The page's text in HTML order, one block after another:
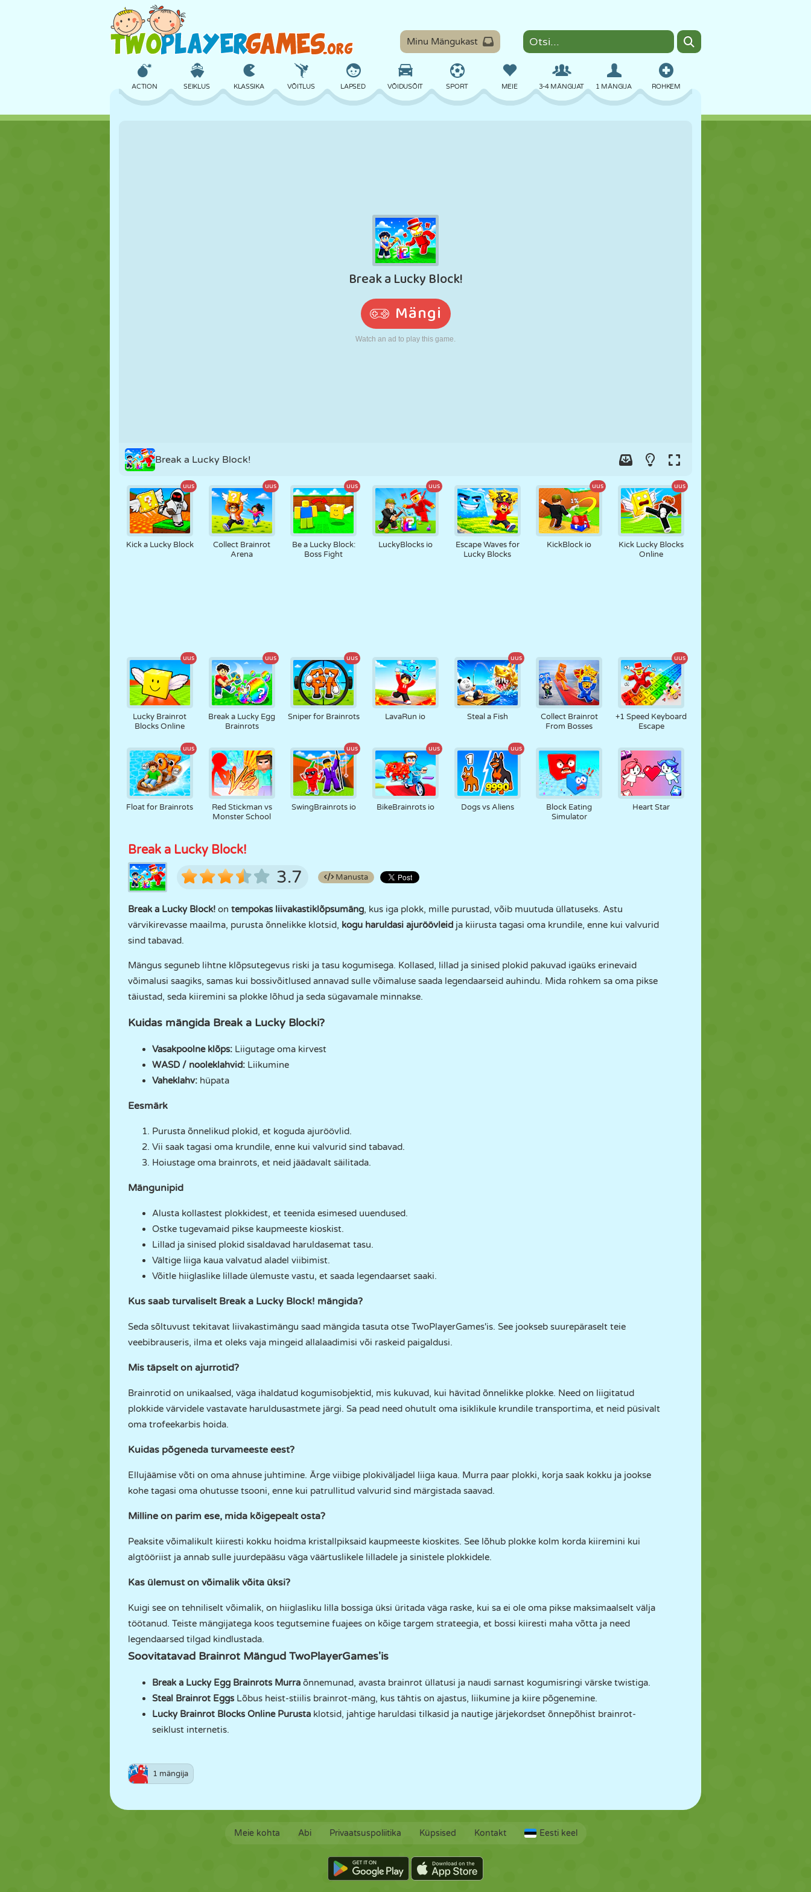
Minu Mängukast
ROHKEM
ACTION SEIKLUS KLASSIKA VÕITLUS LAPSED VÕIDUSÕIT SPORT MEIE 3-4 MÄNGIJAT 1 MÄNGIJA
KOLETISED MOOTORRATAS
ROBOT JOOKSMINE KOOL
TRULL
Break a Lucky Block!
uus
Kick a Lucky Block
uus
Collect Brainrot
Arena
uus
Be a Lucky Block:
Boss Fight
uus
LuckyBlocks io
Escape Waves for
Lucky Blocks
uus
KickBlock io
uus
Kick Lucky Blocks
Online
uus
Lucky Brainrot
Blocks Online
uus
Break a Lucky Egg
Brainrots
uus
Sniper for Brainrots LavaRun io
uus
Steal a Fish
Collect Brainrot
From Bosses
uus
+1 Speed Keyboard
Escape
uus
Float for Brainrots
Red Stickman vs
Monster School
uus
SwingBrainrots io
uus
BikeBrainrots io
uus
Dogs vs Aliens
Block Eating
Simulator
Heart Star
Break a Lucky Block!
3.7 Manusta
Break a Lucky Block! on tempokas liivakastiklõpsumäng, kus iga plokk, mille purustad, võib muutuda üllatuseks. Astu
värvikirevasse maailma, purusta õnnelikke klotsid, kogu haruldasi ajuröövleid ja kiirusta tagasi oma krundile, enne kui valvurid
sind tabavad.
Mängus seguneb lihtne klõpsutegevus riski ja tasu kogumisega. Kollased, lillad ja sinised plokid pakuvad igaüks erinevaid
võimalusi saagiks, samas kui bossivõitlused annavad sulle võimaluse saada legendaarseid auhindu. Mida rohkem sa oma pikse
täiustad, seda kiiremini sa plokke lõhud ja seda sügavamale minnakse.
Kuidas mängida Break a Lucky Blocki?
Vasakpoolne klõps: Liigutage oma kirvest
WASD / nooleklahvid: Liikumine
Vaheklahv: hüpata
Eesmärk
Purusta õnnelikud plokid, et koguda ajuröövlid.
Vii saak tagasi oma krundile, enne kui valvurid sind tabavad.
Hoiustage oma brainrots, et neid jäädavalt säilitada.
Mängunipid
Alusta kollastest plokkidest, et teenida esimesed uuendused.
Ostke tugevamaid pikse kaupmeeste kioskist.
Lillad ja sinised plokid sisaldavad haruldasemat tasu.
Vältige liiga kaua valvatud aladel viibimist.
Võitle hiiglaslike lillade ülemuste vastu, et saada legendaarset saaki.
Kus saab turvaliselt Break a Lucky Block! mängida?
Seda sõltuvust tekitavat liivakastimängu saad mängida tasuta otse TwoPlayerGames'is. See jookseb suurepäraselt teie
veebibrauseris, ilma et oleks vaja mingeid allalaadimisi või raskeid paigaldusi.
Mis täpselt on ajurrotid?
Brainrotid on unikaalsed, väga ihaldatud kogumisobjektid, mis kukuvad, kui hävitad õnnelikke plokke. Need on liigitatud
plokkide värvidele vastavate haruldusastmete järgi. Sa pead need ohutult oma isiklikule krundile transportima, et neid püsivalt
oma trofeekarbis hoida.
Kuidas põgeneda turvameeste eest?
Ellujäämise võti on oma ahnuse juhtimine. Ärge viibige plokiväljadel liiga kaua. Murra paar plokki, korja saak kokku ja jookse
kohe tagasi oma ohutusse tsooni, enne kui patrullitud valvurid sind märgistada saavad.
Milline on parim ese, mida kõigepealt osta?
Peaksite võimalikult kiiresti kokku hoidma kristallpiksaid kaupmeeste kioskites. See lõhub plokke kolm korda kiiremini kui
algtööriist ja annab sulle juurdepääsu väga väärtuslikele lilladele ja sinistele plokkidele.
Kas ülemust on võimalik võita üksi?
Kuigi see on tehniliselt võimalik, on hiiglasliku lilla bossiga üksi üritada väga raske, kui sa ei ole oma pikse maksimaalselt välja
töötanud. Teiste mängijatega koos tegutsemine fuajees on kõige targem strateegia, et bossi kiiresti maha võtta ja need
legendaarsed tilgad kindlustada.
Soovitatavad Brainrot Mängud TwoPlayerGames'is
Break a Lucky Egg BrainrotsMurra õnnemunad, avasta brainrot üllatusi ja naudi sarnast kogumisringi värske twistiga.
Steal Brainrot EggsLõbus heist-stiilis brainrot-mäng, kus tähtis on ajastus, liikumine ja kiire põgenemine.
Lucky Brainrot Blocks OnlinePurusta klotsid, jahtige haruldasi tilkasid ja nautige järjekordset õnnepõhist brainrot-
seiklust internetis.
1 mängija
Meie kohta Abi Privaatsuspoliitika Küpsised Kontakt Eesti keel